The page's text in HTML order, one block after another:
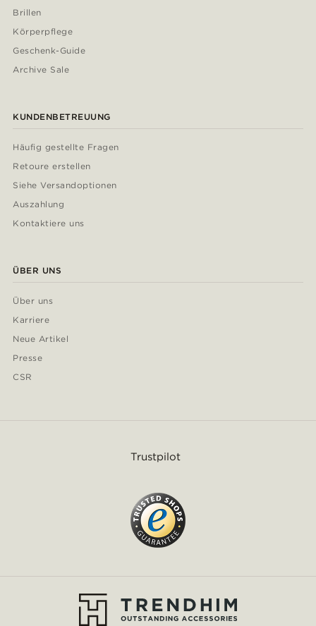
Brillen
Körperpflege
Geschenk-Guide
Archive Sale
KUNDENBETREUUNG
Häufig gestellte Fragen
Retoure erstellen
Siehe Versandoptionen
Auszahlung
Kontaktiere uns
ÜBER UNS
Über uns
Karriere
Neue Artikel
Presse
CSR
Trustpilot